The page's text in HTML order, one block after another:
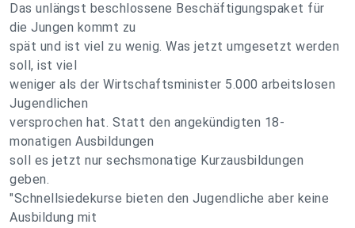
Das unlängst beschlossene Beschäftigungspaket für
die Jungen kommt zu
spät und ist viel zu wenig. Was jetzt umgesetzt werden
soll, ist viel
weniger als der Wirtschaftsminister 5.000 arbeitslosen
Jugendlichen
versprochen hat. Statt den angekündigten 18-
monatigen Ausbildungen
soll es jetzt nur sechsmonatige Kurzausbildungen
geben.
"Schnellsiedekurse bieten den Jugendliche aber keine
Ausbildung mit